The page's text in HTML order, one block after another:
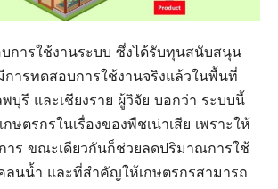
การใช้งานระบบ ซึ่งได้รับทุนสนับสนุน
ารทดสอบการใช้งานจริงแล้วในพื้นที่
บุรี และเชียงราย ผู้วิจัย บอกว่า ระบบนี้
ษตรกรในเรื่องของพืชเน่าเสีย เพราะให้
าร ขณะเดียวกันก็ช่วยลดปริมาณการใช้
นน้ำ และที่สำคัญให้เกษตรกรสามารถ